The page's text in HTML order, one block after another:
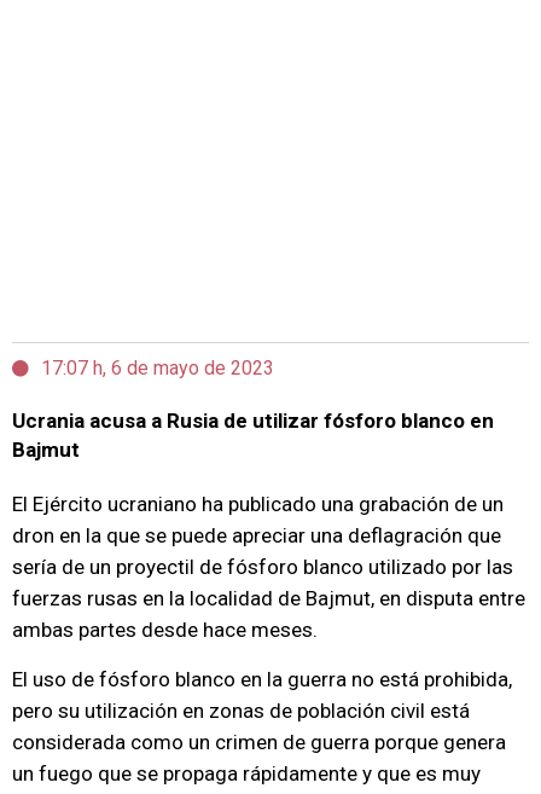
17:07 h, 6 de mayo de 2023
Ucrania acusa a Rusia de utilizar fósforo blanco en
Bajmut
El Ejército ucraniano ha publicado una grabación de un
dron en la que se puede apreciar una deflagración que
sería de un proyectil de fósforo blanco utilizado por las
fuerzas rusas en la localidad de Bajmut, en disputa entre
ambas partes desde hace meses.
El uso de fósforo blanco en la guerra no está prohibida,
pero su utilización en zonas de población civil está
considerada como un crimen de guerra porque genera
un fuego que se propaga rápidamente y que es muy